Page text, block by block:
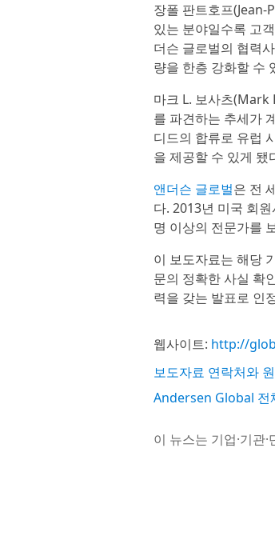
장폴 판트호프
있는 분야일수록 고
더슨 글로벌의 협력
량을 한층 강화할 수
마크 L. 보사츠(Mark
를 파견하는 추세가
디드의 합류로 유럽
을 제공할 수 있게 됐
앤더슨 글로벌은 전
다. 2013년 미국 회
명 이상의 전문가를
이 보도자료는 해당
문의 정확한 사실 확
력을 갖는 발표로 인
웹사이트: http://
보도자료 연락처와
Andersen Global 전
이 뉴스는 기업·기관